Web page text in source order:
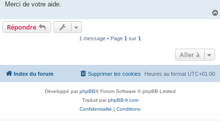
Merci de votre aide.
Répondre
1 message • Page 1 sur 1
Aller à
Index du forum Heures au format UTC+01:00
Supprimer les cookies
Développé parphpBB® Forum Software © phpBB Limited
Traduit parphpBB-fr.com
Confidentialité | Conditions